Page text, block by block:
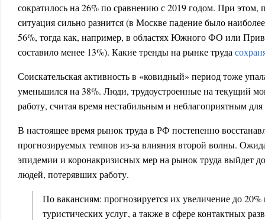
сократилось на 26% по сравнению с 2019 годом. При этом,
ситуация сильно разнится (в Москве падение было
56%, тогда как, например, в областях Южного ФО или
составило менее 13%). Какие тренды на рынке труда
Соискательская активность в «ковидный» период тоже
уменьшился на 38%. Люди, трудоустроенные на текущий
работу, считая время нестабильным и неблагоприятным
В настоящее время рынок труда в РФ постепенно
прогнозируемых темпов из-за влияния второй волны.
эпидемии и коронакризисных мер на рынок труда выйдет
людей, потерявших работу.
По вакансиям: прогнозируется их увеличение до
туристических услуг, а также в сфере контактных